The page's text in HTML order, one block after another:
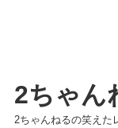
2ちゃん
2ちゃんねるの笑えた